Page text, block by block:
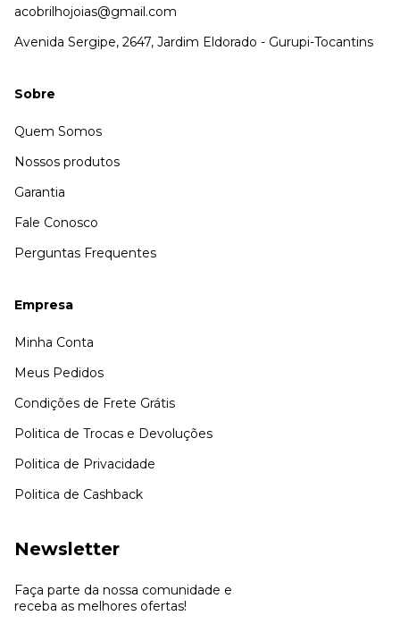
acobrilhojoias@gmail.com
Avenida Sergipe, 2647, Jardim Eldorado - Gurupi-Tocantins
Sobre
Quem Somos
Nossos produtos
Garantia
Fale Conosco
Perguntas Frequentes
Empresa
Minha Conta
Meus Pedidos
Condições de Frete Grátis
Politica de Trocas e Devoluções
Politica de Privacidade
Politica de Cashback
Newsletter
Faça parte da nossa comunidade e
receba as melhores ofertas!